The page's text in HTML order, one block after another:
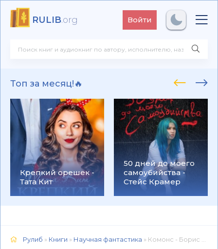
RULIB.org Войти
Топ за месяц!🔥
Крепкий орешек -
Тата Кит
50 дней до моего
самоубийства -
Стейс Крамер
Рулиб » Книги » Научная фантастика » Комонс - Борис Батыршин 📕 - Книга онлайн бесплатно